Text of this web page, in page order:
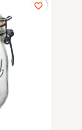
favorite_border